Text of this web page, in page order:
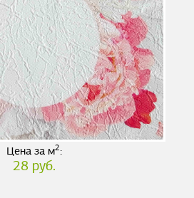
Цена за м2:
28 руб.